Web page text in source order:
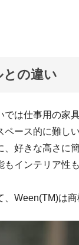
の違い
では仕事用の家
ース的に難しい
、好きな高さに
インテリア性
Ween(TM)は